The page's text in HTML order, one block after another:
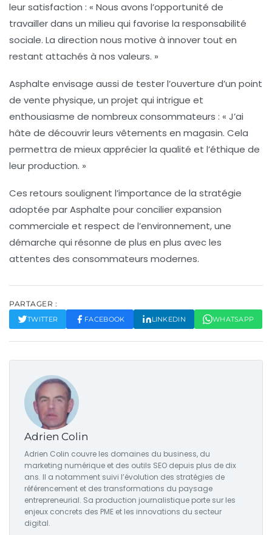
leur satisfaction : « Nous avons l’opportunité de
travailler dans un milieu qui favorise la responsabilité
sociale. La direction nous motive à innover tout en
restant attachés à nos valeurs. »
Asphalte envisage aussi de tester l’ouverture d’un point
de vente physique, un projet qui intrigue et
enthousiasme de nombreux consommateurs : « J’ai
hâte de découvrir leurs vêtements en magasin. Cela
permettra de mieux apprécier la qualité et l’éthique de
leur production. »
Ces retours soulignent l’importance de la stratégie
adoptée par Asphalte pour concilierexpansion
commerciale et respect de l’environnement, une
démarche qui résonne de plus en plus avec les
attentes des consommateurs modernes.
PARTAGER :
TWITTER FACEBOOK LINKEDIN WHATSAPP
Adrien Colin
Adrien Colin couvre les domaines du business, du
marketing numérique et des outils SEO depuis plus de dix
ans. Il a notamment suivi l’évolution des stratégies de
référencement et des transformations du paysage
entrepreneurial. Sa production journalistique porte sur les
enjeux concrets des PME et les innovations du secteur
digital.